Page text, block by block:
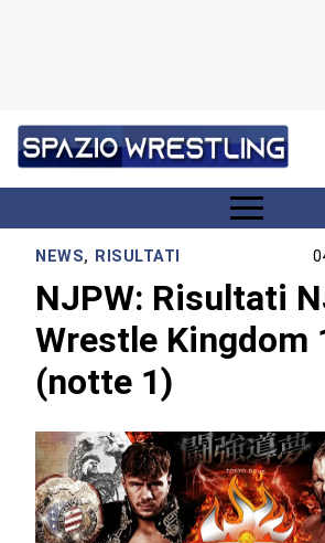
NEWS, RISULTATI
NJPW: Risultati
Wrestle Kingdom
(notte 1)